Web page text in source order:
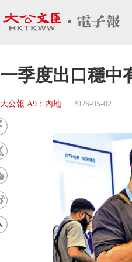
一季度出口穩中
大公報 A9：內地 2026-05-02